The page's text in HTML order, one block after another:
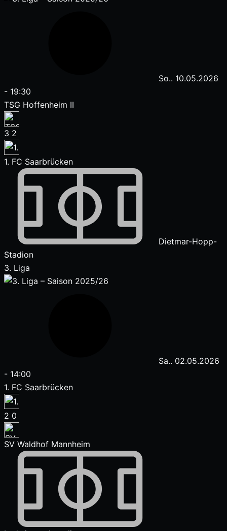
So.. 10.05.2026
- 19:30
TSG Hoffenheim II
3 2
1. FC Saarbrücken
Dietmar-Hopp-
Stadion
3. Liga
Sa.. 02.05.2026
- 14:00
1. FC Saarbrücken
2 0
SV Waldhof Mannheim